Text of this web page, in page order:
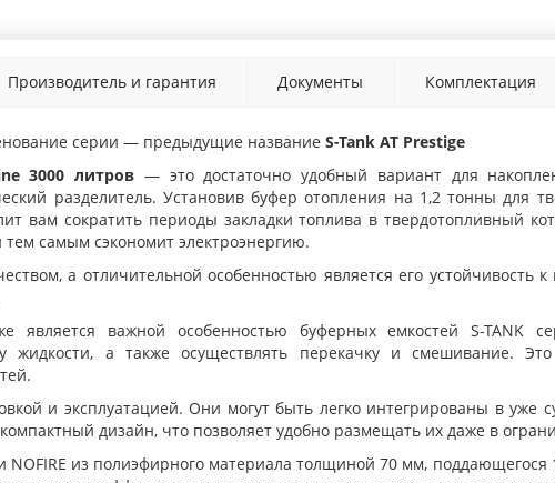
Производитель и гарантия Документы Комплектация
серии — предыдущие название S-Tank AT Prestige
3000 литров — это достаточно удобный вариант для
разделитель. Установив буфер отопления на 1,2 тонны для
вам сократить периоды закладки топлива в твердотопливный
самым сэкономит электроэнергию.
а отличительной особенностью является его устойчивость
является важной особенностью буферных емкостей S-TANK
жидкости, а также осуществлять перекачку и смешивание.
и эксплуатацией. Они могут быть легко интегрированы в
дизайн, что позволяет удобно размещать их даже в
NOFIRE из полиэфирного материала толщиной 70 мм, поддающегося